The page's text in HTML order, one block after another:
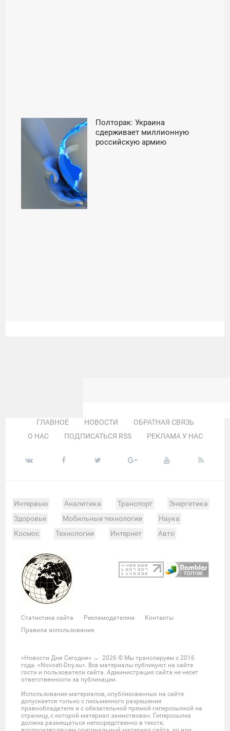
Полторак: Украина
сдерживает миллионную
российскую армию
ГЛАВНОЕ НОВОСТИ
ОБРАТНАЯ СВЯЗЬ
О НАС
ПОДПИСАТЬСЯ RSS РЕКЛАМА У НАС
Интервью Аналитика Транспорт
Энергетика
Здоровье
Мобильные технологии
Наука
Космос
Технологии Интернет
Авто
Велоспорт
Покер Хоккей
Баскетбол
Мотор
Теннис Футбол
Фото и видео
Судьи
Статистика
Шоу-бизнес
Мнения
Общество Реформы
Законы
Власть
Мир Россия
Ростов-на-Дону
Нижний Новгород
Казань
Омск
Красноярск Новосибирс
Екатеринбург
Крым
Забайкальский край Украина
Статистика сайта Рекламодателям
Контакты
Правила использования
«Новости Дня Сегодня» →2026 © Мы транслируем с 2016
года. «Novosti-Dny.su». Все материалы публикуют на сайте
гости и пользователи сайта. Администрация сайта не несет
ответственности за публикации.
Использование материалов, опубликованных на сайте
допускается только с письменного разрешения
правообладателя и с обязательной прямой гиперссылкой на
страницу, с которой материал заимствован. Гиперссылка
должна размещаться непосредственно в тексте,